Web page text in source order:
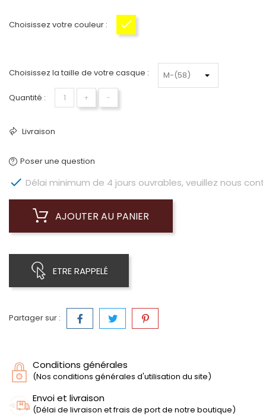
Choisissez votre couleur :
Choisissez la taille de votre casque :
Quantité : + −
Livraison
Poser une question
 Délai minimum de 4 jours ouvrables, veuillez nous
AJOUTER AU PANIER
ETRE RAPPELÉ
Partager sur :
Conditions générales
(Nos conditions générales d'utilisation du site)
Envoi et livraison
(Délai de livraison et frais de port de notre boutique)